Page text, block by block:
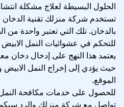
الحلول البسيطة لعلاج مشكلة
تستخدم شركة منزلك تقنية
بالدخان. تلك التي تعتبر واحدة من
للتحكم في عشوائيات النمل الابيض
يعتمد هذا النهج على إدخال دخان
حيث يؤدي إلى إخراج النمل
الموقع.
للحصول على خدمات مكافحة
تواصل مع شركة منزلك والرد